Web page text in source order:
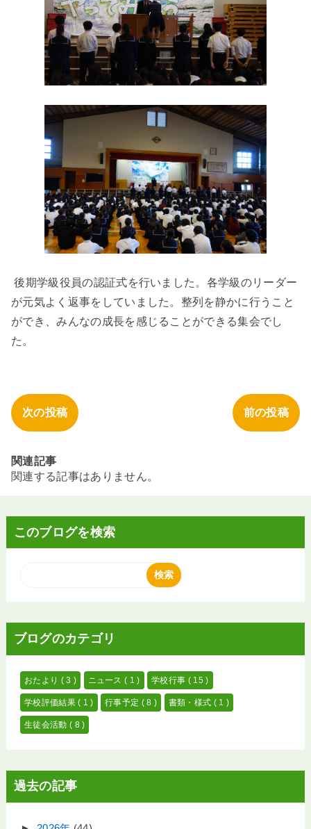
後期学級役員の認証式を行いました。各学級のリーダー
が元気よく返事をしていました。整列を静かに行うこと
ができ、みんなの成長を感じることができる集会でし
た。
次の投稿 前の投稿
関連記事
関連する記事はありません。
このブログを検索
ブログのカテゴリ
おたより ( 3 ) ニュース( 1 ) 学校行事 ( 15 )
学校評価結果( 1 ) 行事予定 ( 8 ) 書類・様式 ( 1 )
生徒会活動 ( 8 )
過去の記事